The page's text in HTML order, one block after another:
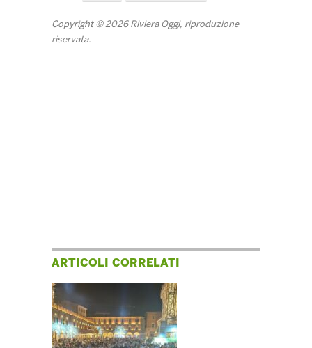
Copyright © 2026 Riviera Oggi, riproduzione
riservata.
ARTICOLI CORRELATI